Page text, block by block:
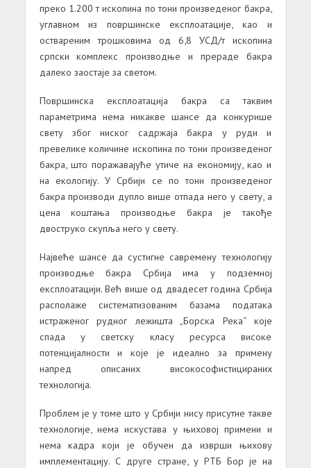
преко 1.200 т ископина по тони произведеног бакра,
углавном из површинске експлоатације, као и
оствареним трошковима од 6,8 УСД/т ископина
српски комплекс производње и прераде бакра
далеко заостаје за светом.
Површинска експлоатација бакра са таквим
параметрима нема никакве шансе да конкурише
свету због ниског садржаја бакра у руди и
превелике количине ископина по тони произведеног
бакра, што поражавајуће утиче на економију, као и
на екологију. У Србији се по тони произведеног
бакра производи дупло више отпада него у свету, а
цена коштања производње бакра је такође
двоструко скупља него у свету.
Највеће шансе да сустигне савремену технологију
производње бакра Србија има у подземној
експлоатацији. Већ више од двадесет година Србија
располаже систематизованим базама података
истраженог рудног лежишта „Борска Река“ које
спада у светску класу ресурса високе
потенцијалности и које је идеално за примену
напред описаних високософистицираних
технологија.
Проблем је у томе што у Србији нису присутне такве
технологије, нема искустава у њиховој примени и
нема кадра који је обучен да изврши њихову
имплементацију. С друге стране, у РТБ Бор је на